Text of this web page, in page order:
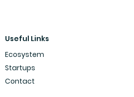
FIX, 2023
Useful Links
Ecosystem
Startups
Contact